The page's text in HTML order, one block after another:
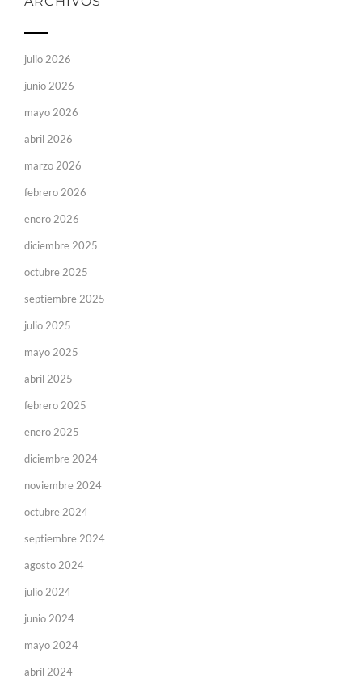
julio 2026
junio 2026
mayo 2026
abril 2026
marzo 2026
febrero 2026
enero 2026
diciembre 2025
octubre 2025
septiembre 2025
julio 2025
mayo 2025
abril 2025
febrero 2025
enero 2025
diciembre 2024
noviembre 2024
octubre 2024
septiembre 2024
agosto 2024
julio 2024
junio 2024
mayo 2024
abril 2024